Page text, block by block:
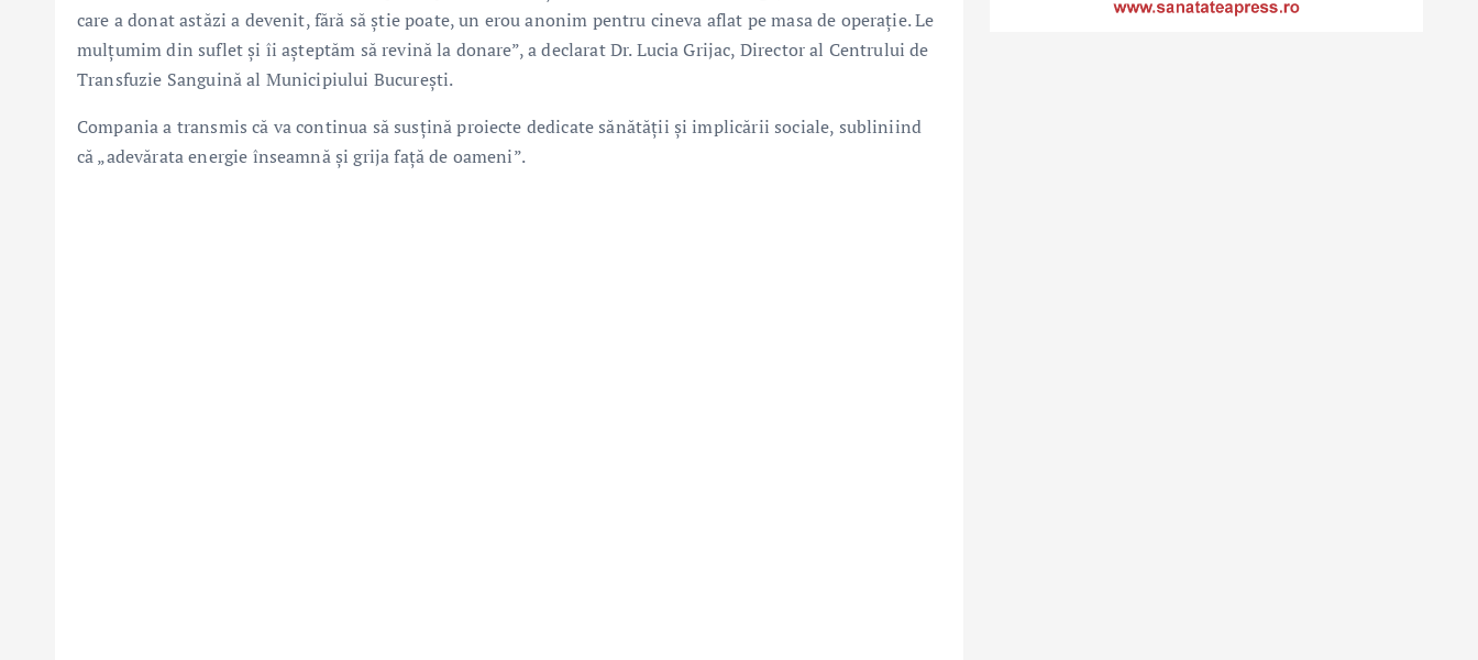
care a donat astăzi a devenit, fără să știe poate, un erou anonim pentru cineva aflat pe masa de operație. Le
mulțumim din suflet și îi așteptăm să revină la donare”, a declarat Dr. Lucia Grijac, Director al Centrului de
Transfuzie Sanguină al Municipiului București.
Compania a transmis că va continua să susțină proiecte dedicate sănătății și implicării sociale, subliniind
că „adevărata energie înseamnă și grija față de oameni”.